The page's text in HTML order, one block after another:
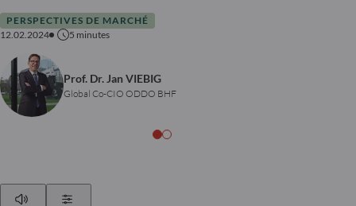
PERSPECTIVES DE MARCHÉ
12.02.2024
5 minutes
Prof. Dr. Jan VIEBIG
Global Co-CIO ODDO BHF